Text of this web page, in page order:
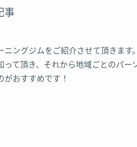
事
ングジムをご紹介させて頂きます。
て頂き、それから地域ごとのパ
おすすめです！